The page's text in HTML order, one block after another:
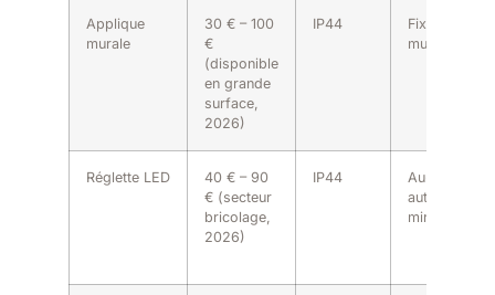
Applique
murale
30 € – 100
€
(disponible
en grande
surface,
2026)
IP44
Fixation
murale
Réglette LED
40 € – 90
€ (secteur
bricolage,
2026)
IP44
Au-dessus
autour du
miroir